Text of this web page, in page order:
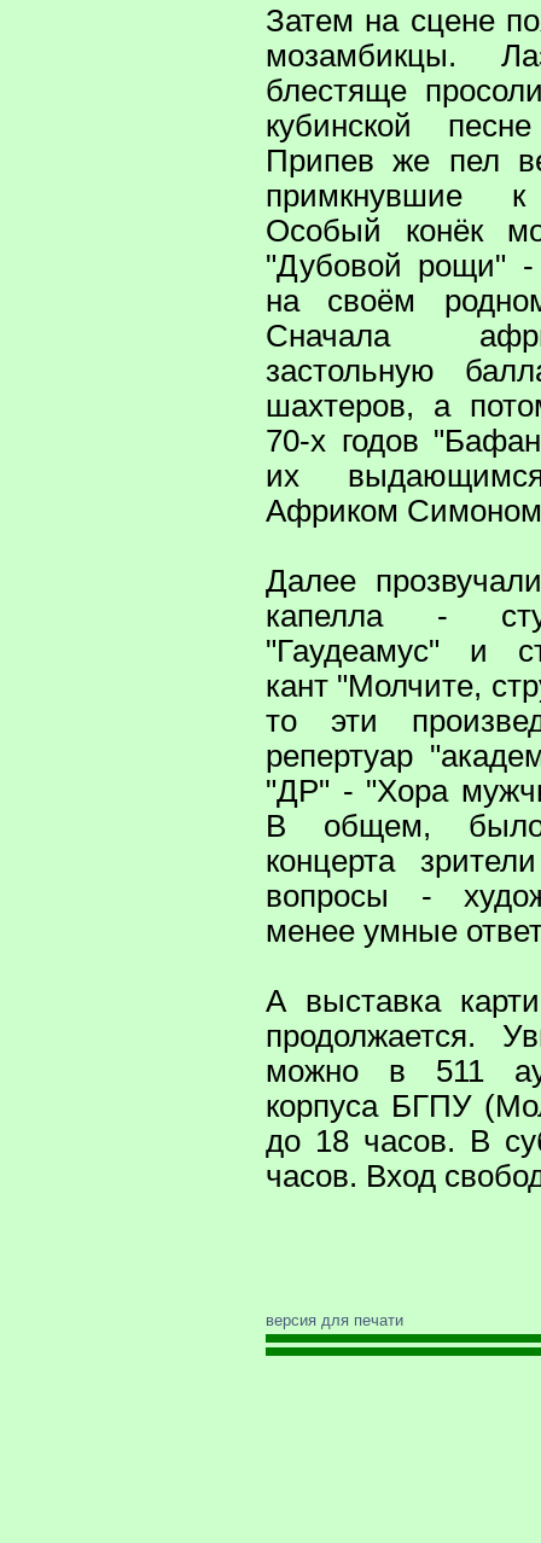
Затем на сцене
мозамбикцы.
блестяще
кубинской
Припев же пел
примкнувшие
Особый конёк
"Дубовой рощи" -
на своём
Сначала
застольную
шахтеров, а
70-х годов
их
Африком
Далее
капелла -
"Гаудеамус" и
кант "Молчите,
то эти
репертуар
"ДР" - "Хора
В общем,
концерта
вопросы -
менее умные
А выставка
продолжается.
можно в 511
корпуса БГПУ
до 18 часов. В
часов. Вход
версия для печати